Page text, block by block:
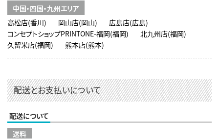
中国・四国・九州エリア
高松店(香川)
岡山店(岡山)
広島店(広島)
コンセプトショップPRINTONE-福岡(福岡)
北九州店(福岡)
久留米店(福岡)
熊本店(熊本)
配送とお支払いについて
配送について
送料